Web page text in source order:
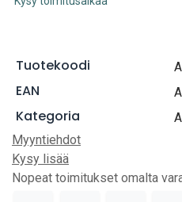
Tuotekoodi
EAN
Kategoria
Myyntiehdot
Kysy lisää
Nopeat toimitukset omalta